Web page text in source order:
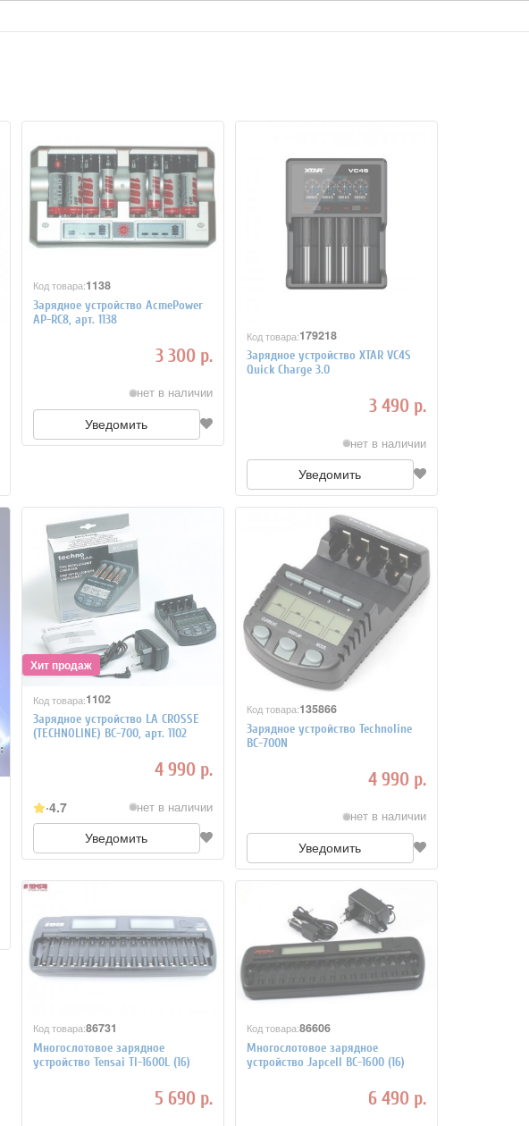
Код товара:1138
Зарядное устройство AcmePower
AP-RC8, арт. 1138
3 300 р.
нет в наличии
Уведомить
Код товара:179218
Зарядное устройство XTAR VC4S
Quick Charge 3.0
3 490 р.
нет в наличии
Уведомить
Код товара:1102
Зарядное устройство LA CROSSE
(TECHNOLINE) BC-700, арт. 1102
4 990 р.
4.7 нет в наличии
Уведомить
Код товара:135866
Зарядное устройство Technoline
BC-700N
4 990 р.
нет в наличии
Уведомить
Код товара:86731
Многослотовое зарядное
устройство Tensai TI-1600L (16)
5 690 р.
Код товара:86606
Многослотовое зарядное
устройство Japcell BC-1600 (16)
6 490 р.